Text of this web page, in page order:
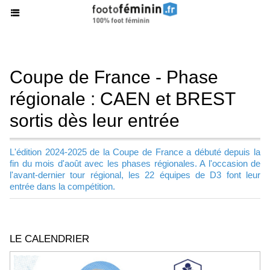
Coupe de France - Phase
régionale : CAEN et BREST
sortis dès leur entrée
L'édition 2024-2025 de la Coupe de France a débuté depuis la
fin du mois d'août avec les phases régionales. A l'occasion de
l'avant-dernier tour régional, les 22 équipes de D3 font leur
entrée dans la compétition.
LE CALENDRIER